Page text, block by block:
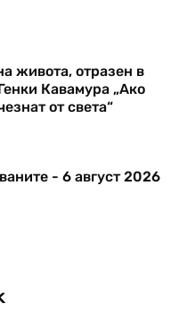
живота, отразен в
Кавамура „Ако
от света“
- 6 август 2026